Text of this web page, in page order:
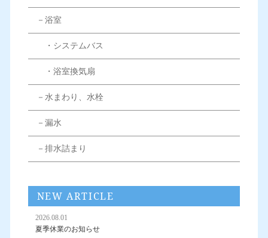
－浴室
・システムバス
・浴室換気扇
－水まわり、水栓
－漏水
－排水詰まり
NEW ARTICLE
2026.08.01
夏季休業のお知らせ